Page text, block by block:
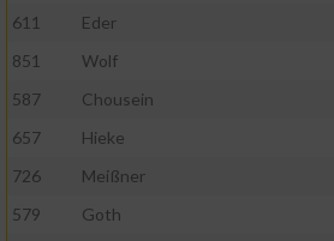
611
Eder
851
Wolf
587
Chousein
657
Hieke
726
Meißner
579
Goth